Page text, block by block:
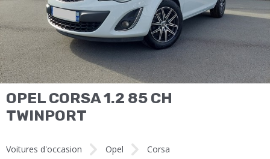
OPEL CORSA 1.2 85 CH
TWINPORT
Voitures d'occasion Opel Corsa